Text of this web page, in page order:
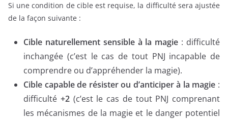
Si une condition de cible est requise, la difficulté sera ajustée
de la façon suivante :
Cible naturellement sensible à la magie : difficulté
inchangée (c’est le cas de tout PNJ incapable de
comprendre ou d’appréhender la magie).
Cible capable de résister ou d’anticiper à la magie :
difficulté +2(c’est le cas de tout PNJ comprenant
les mécanismes de la magie et le danger potentiel